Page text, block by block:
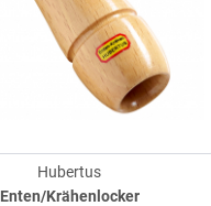
Enten/Krähenlocker
Hubertus